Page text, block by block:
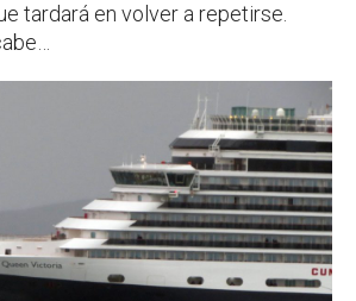
tardará en volver a repetirse.